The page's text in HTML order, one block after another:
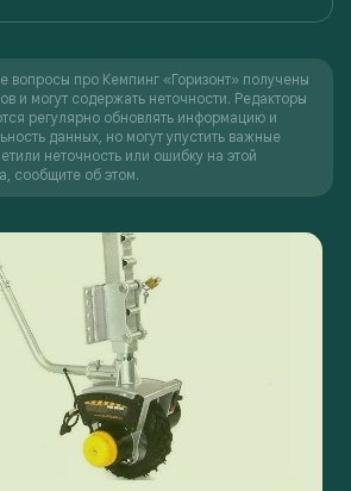
вопросы про Кемпинг «Горизонт» получены
и могут содержать неточности. Редакторы
регулярно обновлять информацию и
данных, но могут упустить важные
неточность или ошибку на этой
сообщите об этом.